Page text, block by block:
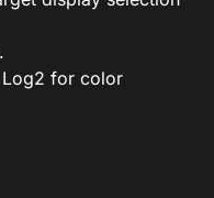
Log2 for color